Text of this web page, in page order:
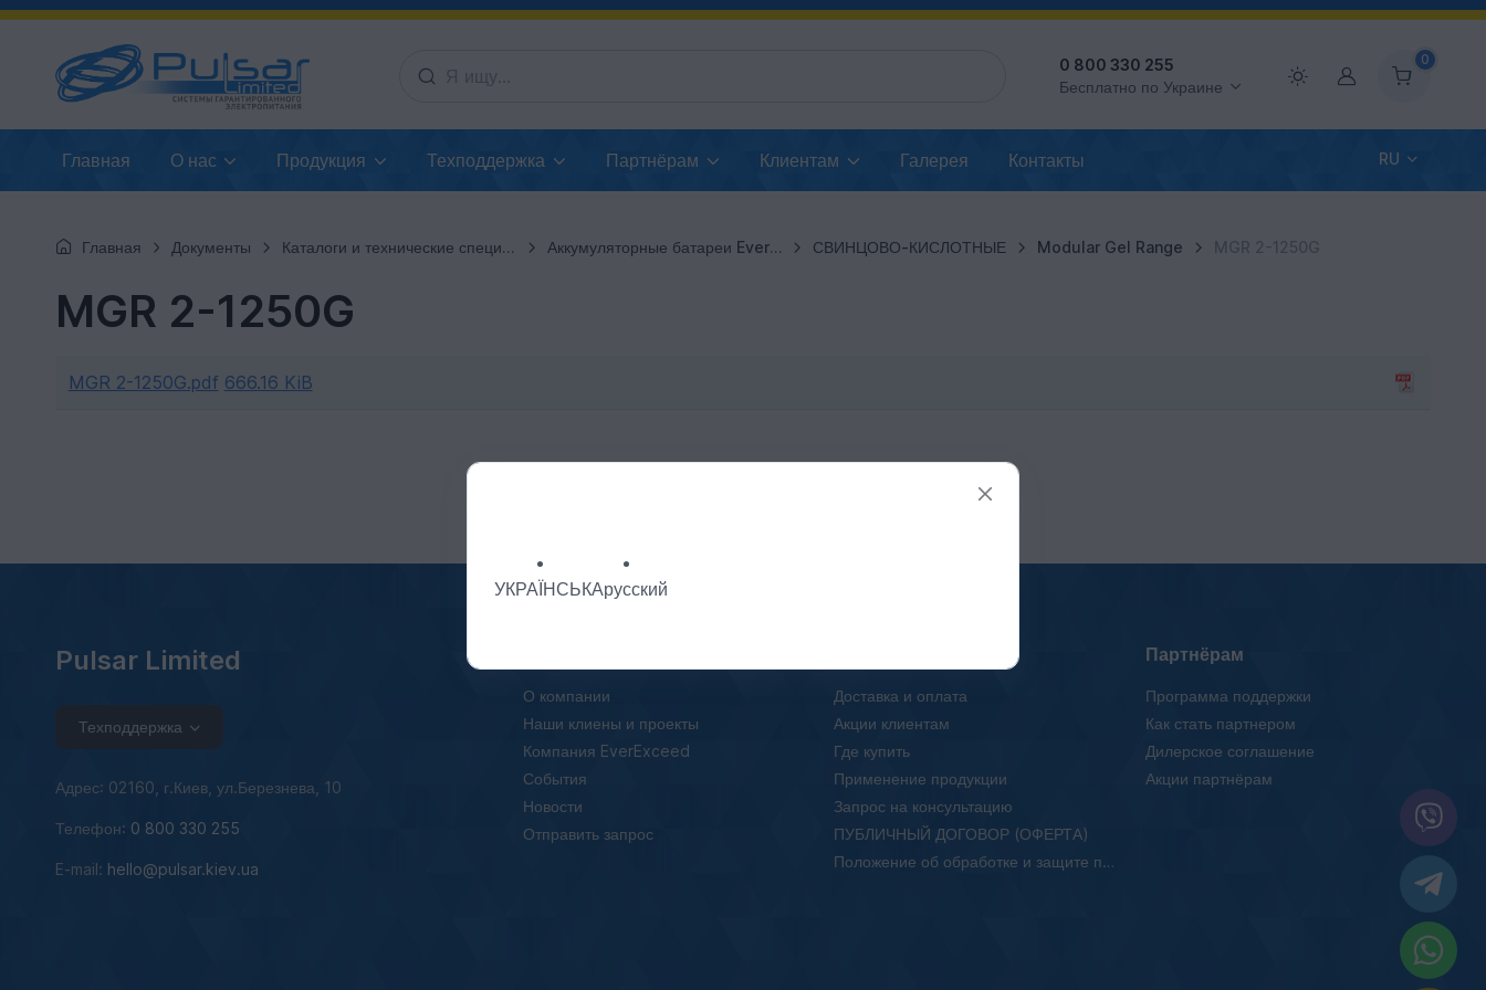
0 800 330 255
Бесплатно по Украине
Аккаунт
0
Главная О нас Продукция Техподдержка Партнёрам Клиентам Галерея Контакты RU
Главная Документы Каталоги и технические спецификации Аккумуляторные батареи EverExceed СВИНЦОВО-КИСЛОТНЫЕ Modular Gel Range MGR 2-1250G
MGR 2-1250G
MGR 2-1250G.pdf 666.16 KiB
Pulsar Limited
Техподдержка
Адрес: 02160, г.Киев, ул.Березнева, 10
Телефон: 0 800 330 255
E-mail: hello@pulsar.kiev.ua
О компании
Наши клиены и проекты
Компания EverExceed
События
Новости
Отправить запрос
Доставка и оплата
Акции клиентам
Где купить
Применение продукции
Запрос на консультацию
ПУБЛИЧНЫЙ ДОГОВОР (ОФЕРТА)
Положение об обработке и защите персональных данных
Партнёрам
Программа поддержки
Как стать партнером
Дилерское соглашение
Акции партнёрам
УКРАЇНСЬКАрусский